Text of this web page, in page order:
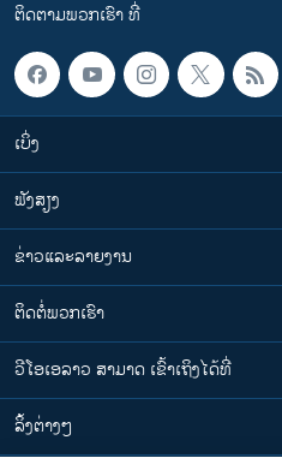
ຕິດຕາມພວກເຮົາ ທີ່
ເບິ່ງ
ຟັງສຽງ
ຂ່າວແລະລາຍງານ
ຕິດຕໍ່ພວກເຮົາ
ວີໂອເອລາວ ສາມາດ ເຂົ້າເຖິງໄດ້ທີ່
​ລິ້ງ​ຕ່າງໆ